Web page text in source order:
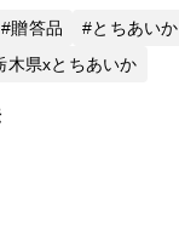
贈答品 とちあいか
木県xとちあいか